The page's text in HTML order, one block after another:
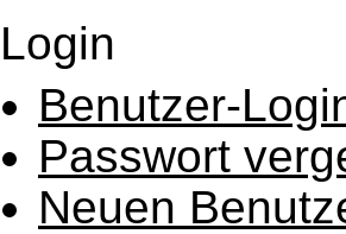
Login
Benutzer-
Passwort
Neuen